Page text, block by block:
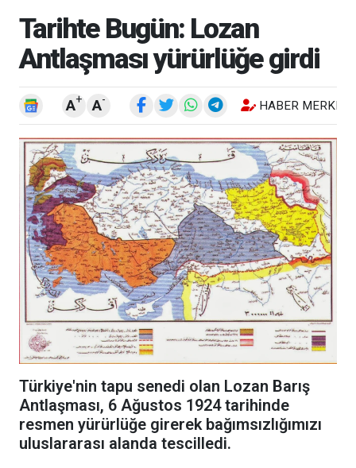
Tarihte Bugün: Lozan
Antlaşması yürürlüğe girdi
A+ A- HABER MERKEZI
Türkiye'nin tapu senedi olan Lozan Barış
Antlaşması, 6 Ağustos 1924 tarihinde
resmen yürürlüğe girerek bağımsızlığımızı
uluslararası alanda tescilledi.